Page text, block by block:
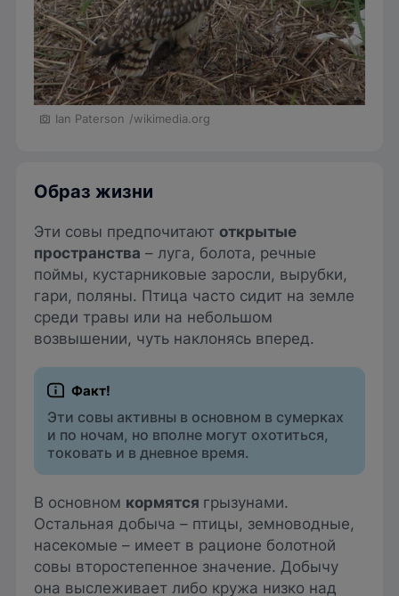
Ian Paterson /wikimedia.org
Образ жизни
Эти совы предпочитают открытые
пространства – луга, болота, речные
поймы, кустарниковые заросли, вырубки,
гари, поляны. Птица часто сидит на земле
среди травы или на небольшом
возвышении, чуть наклонясь вперед.
Эти совы активны в основном в сумерках
и по ночам, но вполне могут охотиться,
токовать и в дневное время.
В основном кормятся грызунами.
Остальная добыча – птицы, земноводные,
насекомые – имеет в рационе болотной
совы второстепенное значение. Добычу
она выслеживает либо кружа низко над